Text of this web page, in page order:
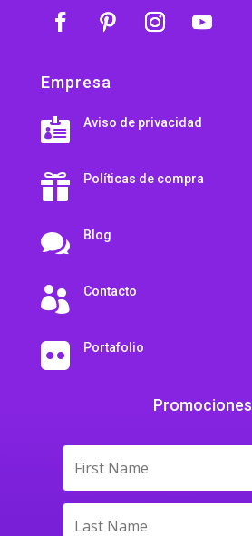
Empresa
 Aviso de privacidad
 Políticas de compra
 Blog
 Contacto
 Portafolio
Promociones